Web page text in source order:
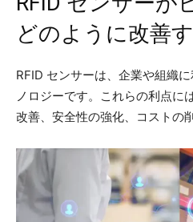
どのように改善
RFID センサーは、企業や組織
ノロジーです。これらの利点に
改善、安全性の強化、コストの